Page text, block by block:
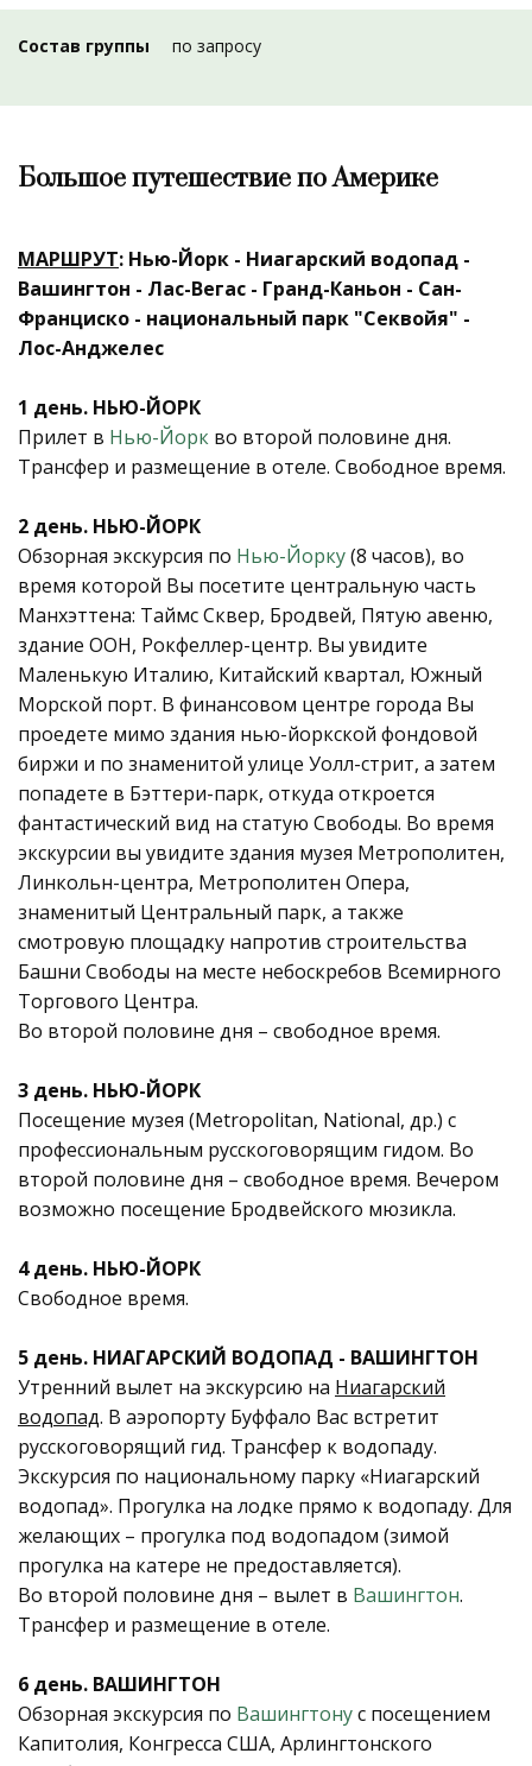
Состав группы по запросу
Большое путешествие по Америке
МАРШРУТ: Нью-Йорк - Ниагарский водопад -
Вашингтон - Лас-Вегас - Гранд-Каньон - Сан-
Франциско - национальный парк "Секвойя" -
Лос-Анджелес
1 день. НЬЮ-ЙОРК
Прилет в Нью-Йорк во второй половине дня.
Трансфер и размещение в отеле. Свободное время.
2 день. НЬЮ-ЙОРК
Обзорная экскурсия по Нью-Йорку(8 часов), во
время которой Вы посетите центральную часть
Манхэттена: Таймс Сквер, Бродвей, Пятую авеню,
здание ООН, Рокфеллер-центр. Вы увидите
Маленькую Италию, Китайский квартал, Южный
Морской порт. В финансовом центре города Вы
проедете мимо здания нью-йоркской фондовой
биржи и по знаменитой улице Уолл-стрит, а затем
попадете в Бэттери-парк, откуда откроется
фантастический вид на статую Свободы. Во время
экскурсии вы увидите здания музея Метрополитен,
Линкольн-центра, Метрополитен Опера,
знаменитый Центральный парк, а также
смотровую площадку напротив строительства
Башни Свободы на месте небоскребов Всемирного
Торгового Центра.
Во второй половине дня – свободное время.
3 день. НЬЮ-ЙОРК
Посещение музея (Metropolitan, National, др.) с
профессиональным русскоговорящим гидом. Во
второй половине дня – свободное время. Вечером
возможно посещение Бродвейского мюзикла.
4 день. НЬЮ-ЙОРК
Свободное время.
5 день. НИАГАРСКИЙ ВОДОПАД - ВАШИНГТОН
Утренний вылет на экскурсию на Ниагарский
водопад. В аэропорту Буффало Вас встретит
русскоговорящий гид. Трансфер к водопаду.
Экскурсия по национальному парку «Ниагарский
водопад». Прогулка на лодке прямо к водопаду. Для
желающих – прогулка под водопадом (зимой
прогулка на катере не предоставляется).
Во второй половине дня – вылет в Вашингтон.
Трансфер и размещение в отеле.
6 день. ВАШИНГТОН
Обзорная экскурсия по Вашингтонус посещением
Капитолия, Конгресса США, Арлингтонского